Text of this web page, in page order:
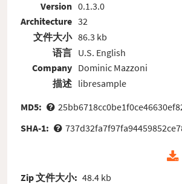
Version
Architecture
文件大小
语言
Company
描述
0.1.3.0
32
86.3 kb
U.S. English
Dominic Mazzoni
libresample
MD5:
SHA-1:
Zip 文件大小: 48.4 kb